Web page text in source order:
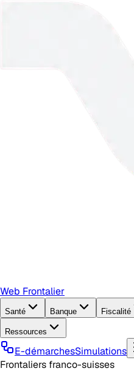
Web Frontalier
Santé Banque Fiscalité
Ressources
E-démarchesSimulations
Frontaliers franco-suisses